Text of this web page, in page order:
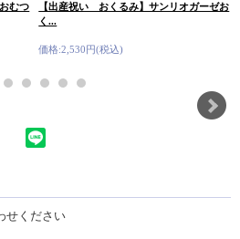
むつ
【出産祝い おくるみ】サンリオガーゼお
く...
価格:2,530円(税込)
せください